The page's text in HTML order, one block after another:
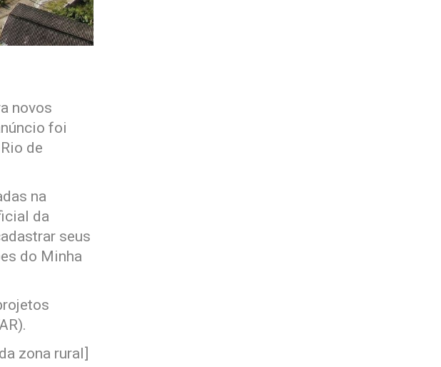
novos
foi
de
na
da
seus
do Minha
zona rural]